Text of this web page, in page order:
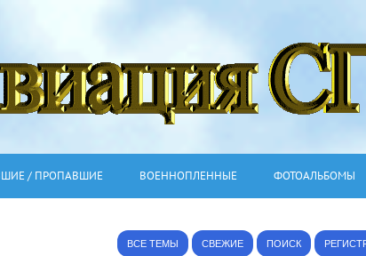
/ ПРОПАВШИЕ ВОЕННОПЛЕННЫЕ ФОТОАЛЬБОМЫ
ВСЕ ТЕМЫ СВЕЖИЕ ПОИСК